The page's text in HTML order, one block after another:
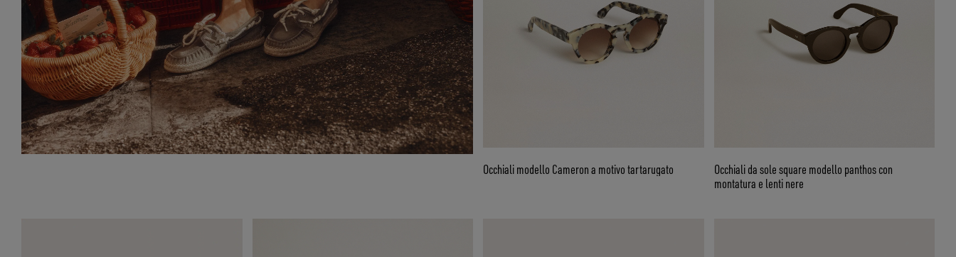
Occhiali modello Cameron a motivo tartarugato
Occhiali da sole square modello panthos con
montatura e lenti nere